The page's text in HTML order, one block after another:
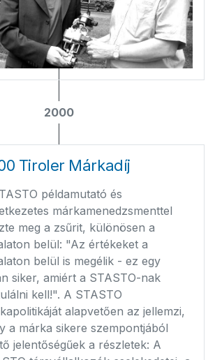
2000
Tiroler Márkadíj
példamutató és
márkamenedzsmenttel
meg a zsűrit, különösen a
belül: "Az értékeket a
belül is megélik - ez egy
siker, amiért a STASTO-nak
kell!". A STASTO
alapvetően az jellemzi,
a márka sikere szempontjából
jelentőségűek a részletek: A